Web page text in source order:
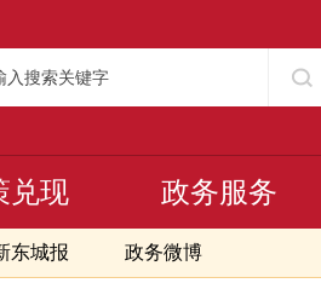
东城报 政务微博
兑现 政务服务